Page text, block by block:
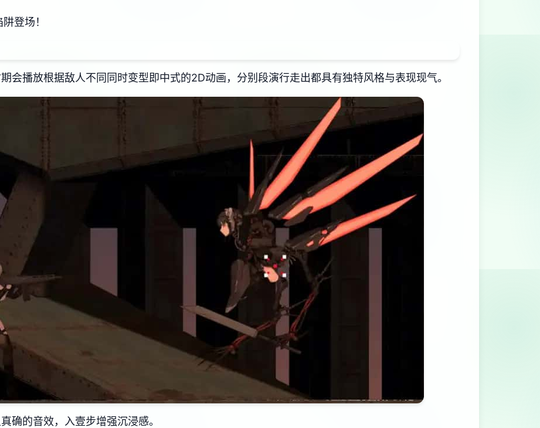
登场！
会播放根据敌人不同同时变型即中式的2D动画，分别段演行走出都具有独特风格与表现现气。
确的音效，入壹步增强沉浸感。